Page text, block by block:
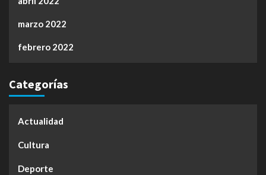
marzo 2022
febrero 2022
Categorías
Actualidad
Cultura
Deporte